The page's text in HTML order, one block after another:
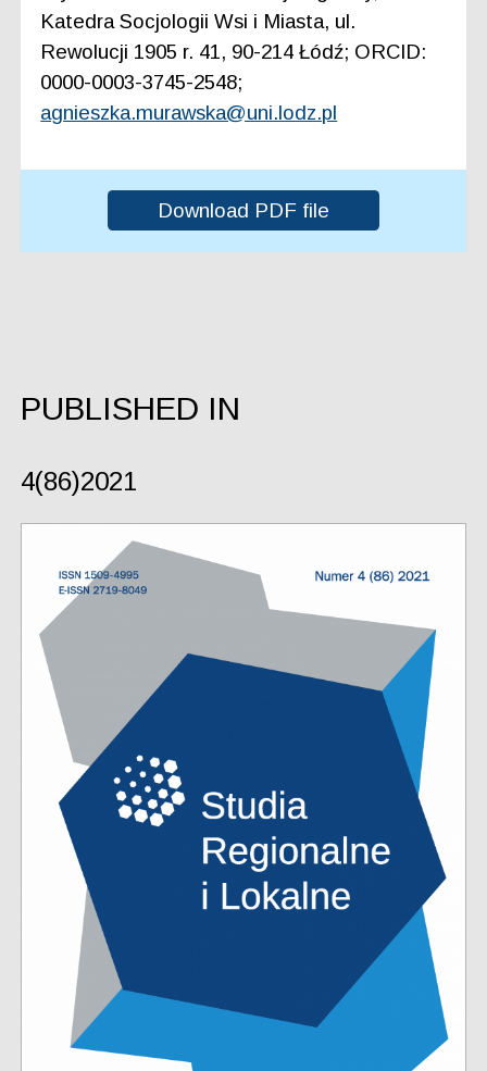
Katedra Socjologii Wsi i Miasta, ul.
Rewolucji 1905 r. 41, 90-214 Łódź; ORCID:
0000-0003-3745-2548;
agnieszka.murawska@uni.lodz.pl
Download PDF file
PUBLISHED IN
4(86)2021